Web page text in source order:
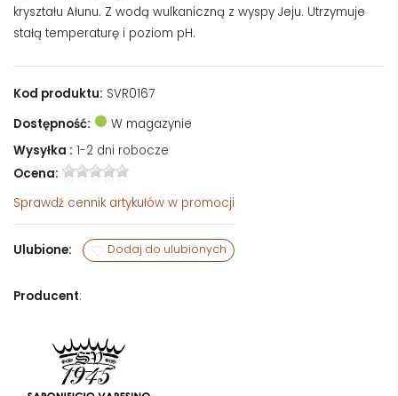
kryształu Ałunu. Z wodą wulkaniczną z wyspy Jeju. Utrzymuje
stałą temperaturę i poziom pH.
Kod produktu: SVR0167
Dostępność:
W magazynie
Wysyłka : 1-2 dni robocze
Ocena:
Sprawdź cennik artykułów w promocji
Ulubione: Dodaj do ulubionych
Producent: